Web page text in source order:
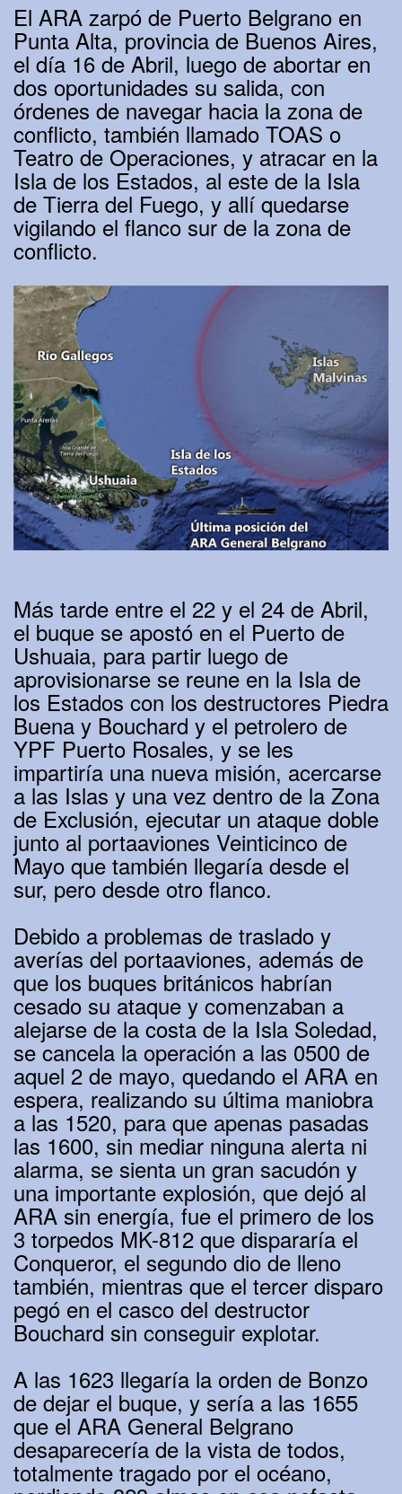
El ARA zarpó de Puerto Belgrano en
Punta Alta, provincia de Buenos Aires,
el día 16 de Abril, luego de abortar en
dos oportunidades su salida, con
órdenes de navegar hacia la zona de
conflicto, también llamado TOAS o
Teatro de Operaciones, y atracar en la
Isla de los Estados, al este de la Isla
de Tierra del Fuego, y allí quedarse
vigilando el flanco sur de la zona de
conflicto.
Más tarde entre el 22 y el 24 de Abril,
el buque se apostó en el Puerto de
Ushuaia, para partir luego de
aprovisionarse se reune en la Isla de
los Estados con los destructores Piedra
Buena y Bouchard y el petrolero de
YPF Puerto Rosales, y se les
impartiría una nueva misión, acercarse
a las Islas y una vez dentro de la Zona
de Exclusión, ejecutar un ataque doble
junto al portaaviones Veinticinco de
Mayo que también llegaría desde el
sur, pero desde otro flanco.
Debido a problemas de traslado y
averías del portaaviones, además de
que los buques británicos habrían
cesado su ataque y comenzaban a
alejarse de la costa de la Isla Soledad,
se cancela la operación a las 0500 de
aquel 2 de mayo, quedando el ARA en
espera, realizando su última maniobra
a las 1520, para que apenas pasadas
las 1600, sin mediar ninguna alerta ni
alarma, se sienta un gran sacudón y
una importante explosión, que dejó al
ARA sin energía, fue el primero de los
3 torpedos MK-812 que dispararía el
Conqueror, el segundo dio de lleno
también, mientras que el tercer disparo
pegó en el casco del destructor
Bouchard sin conseguir explotar.
A las 1623 llegaría la orden de Bonzo
de dejar el buque, y sería a las 1655
que el ARA General Belgrano
desaparecería de la vista de todos,
totalmente tragado por el océano,